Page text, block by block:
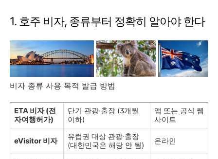
1. 호주 비자, 종류부터 정확히 알아야 한다
비자 종류 사용 목적 발급 방법
ETA 비자 (전
자여행허가)
단기 관광·출장 (3개월
이하)
앱 또는 공식 웹
사이트
eVisitor 비자
유럽권 대상 관광·출장
(대한민국은 해당 안 됨)
온라인